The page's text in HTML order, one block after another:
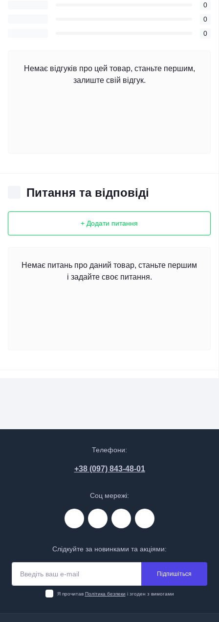
0
0
0
Немає відгуків про цей товар, станьте першим,
залиште свій відгук.
Питання та відповіді
+ Додати питання
Немає питань про даний товар, станьте першим
і задайте своє питання.
Телефони:
+38 (097) 843-48-01
Соц мережі:
Слідкуйте за новинками та акціями:
Підпишіться
Я прочитав Політика безпеки і згоден з вимогами